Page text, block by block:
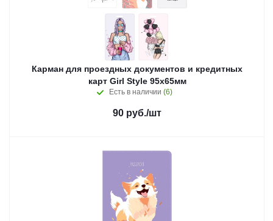
Карман для проездных документов и кредитных
карт Girl Style 95х65мм
Есть в наличии (6)
90 руб./шт